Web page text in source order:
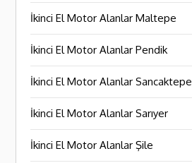
İkinci El Motor Alanlar Maltepe
İkinci El Motor Alanlar Pendik
İkinci El Motor Alanlar Sancaktepe
İkinci El Motor Alanlar Sarıyer
İkinci El Motor Alanlar Şile